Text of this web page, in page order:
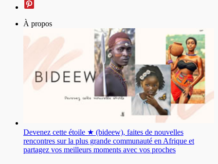
À propos
Devenez cette étoile ★ (bideew), faites de nouvelles
rencontres sur la plus grande communauté en Afrique et
partagez vos meilleurs moments avec vos proches